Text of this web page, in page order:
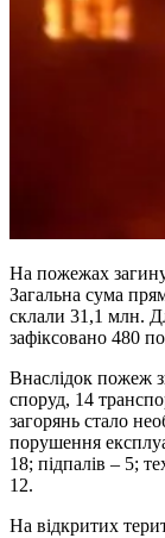
На пожежах
Загальна сума
склали 31,1 млн.
зафіксовано 480
Внаслідок пожеж
споруд, 14
загорянь стало
порушення
18; підпалів – 5;
12.
На відкритих